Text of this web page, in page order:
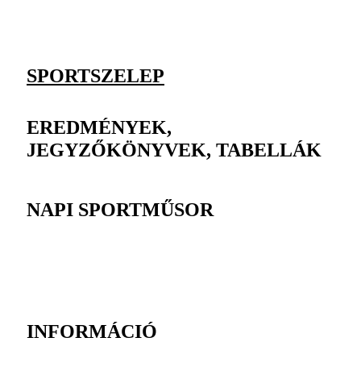
SPORTSZELEP
EREDMÉNYEK,
JEGYZŐKÖNYVEK, TABELLÁK
NAPI SPORTMŰSOR
INFORMÁCIÓ